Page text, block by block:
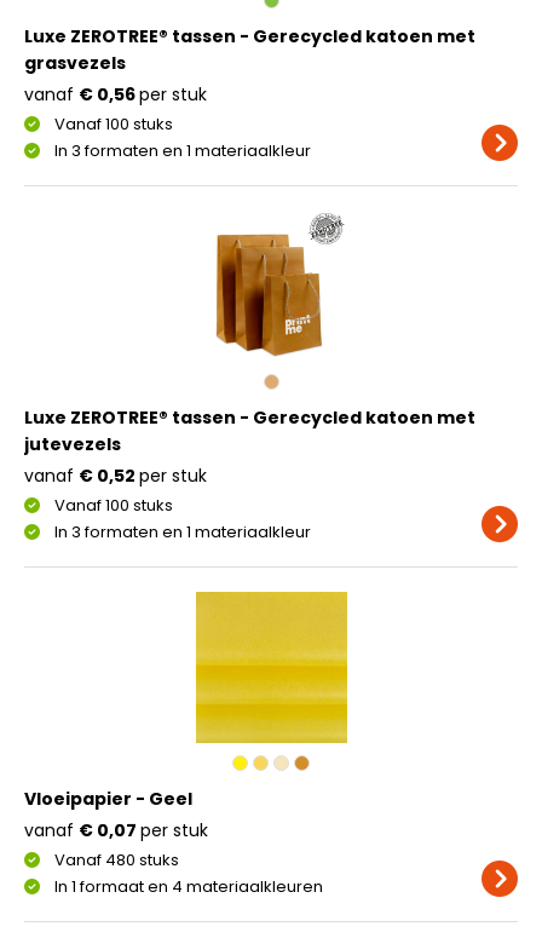
Luxe ZEROTREE® tassen - Gerecycled katoen met
grasvezels
Vanaf 100 stuks
In 3 formaten en 1 materiaalkleur
vanaf € 0,56per stuk
Luxe ZEROTREE® tassen - Gerecycled katoen met
jutevezels
Vanaf 100 stuks
In 3 formaten en 1 materiaalkleur
vanaf € 0,52 per stuk
Vloeipapier - Geel
Vanaf 480 stuks
In 1 formaat en 4 materiaalkleuren
vanaf € 0,07 per stuk